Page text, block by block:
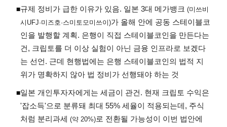
◾규제 정비가 급한 이유가 있음. 일본 3대 메가뱅크 (미쓰비
시UFJ·미즈호·스미토모미쓰이)가 올해 안에 공동 스테이블코
인을 발행할 계획. 은행이 직접 스테이블코인을 만든다는
건, 크립토를 더 이상 실험이 아닌 금융 인프라로 보겠다
는 선언. 근데 현행법에는 은행 스테이블코인의 법적 지
위가 명확하지 않아 법 정비가 선행돼야 하는 것
◾일본 개인투자자에게는 세금이 관건. 현재 크립토 수익은
'잡소득'으로 분류돼 최대 55% 세율이 적용되는데, 주식
처럼 분리과세 (약 20%)로 전환될 가능성이 이번 법안에